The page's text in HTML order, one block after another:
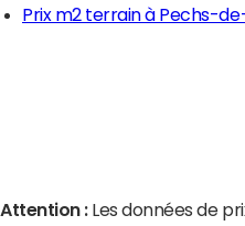
Prix m2 terrain à Pechs-
Attention : Les données de